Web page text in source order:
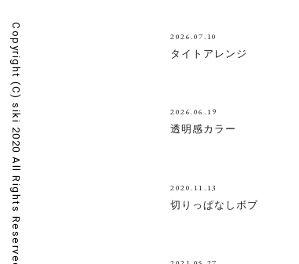
2026.07.10
タイトアレンジ
2026.06.19
透明感カラー
2020.11.13
切りっぱなしボブ
Copyright (C)
siki 2020 All Rights Reserved.